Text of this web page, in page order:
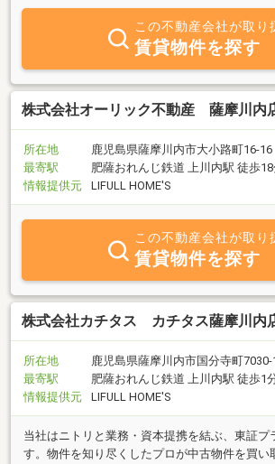
この不動産会社が取り
賃貸物件を探す
株式会社オーリック不動産 薩摩川内
所在地
鹿児島県薩摩川内市大小路町16-16
最寄駅
肥薩おれんじ鉄道 上川内駅 徒歩18
情報提供元
LIFULL HOME'S
この不動産会社が取り
賃貸物件を探す
株式会社カチタス カチタス薩摩川内
所在地
鹿児島県薩摩川内市国分寺町7030-
最寄駅
肥薩おれんじ鉄道 上川内駅 徒歩1
情報提供元
LIFULL HOME'S
当社はニトリと業務・資本提携を結ぶ、東証プ
す。物件を知り尽くしたプロが中古物件を買い